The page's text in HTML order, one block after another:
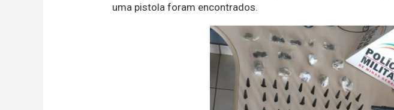
uma pistola foram encontrados.